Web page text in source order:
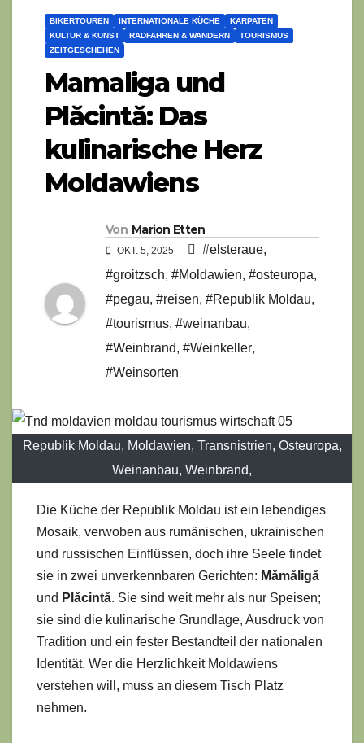
BIKERTOUREN INTERNATIONALE KÜCHE
KARPATEN
KULTUR & KUNST
RADFAHREN & WANDERN
TOURISMUS
ZEITGESCHEHEN
Mamaliga und
Plăcintă: Das
kulinarische Herz
Moldawiens
Von Marion Etten
OKT. 5, 2025 #elsteraue,
#groitzsch, #Moldawien, #osteuropa,
#pegau, #reisen, #Republik Moldau,
#tourismus, #weinanbau,
#Weinbrand, #Weinkeller,
#Weinsorten
Republik Moldau, Moldawien, Transnistrien, Osteuropa,
Weinanbau, Weinbrand,
Die Küche der Republik Moldau ist ein lebendiges
Mosaik, verwoben aus rumänischen, ukrainischen
und russischen Einflüssen, doch ihre Seele findet
sie in zwei unverkennbaren Gerichten: Mămăligă
und Plăcintă. Sie sind weit mehr als nur Speisen;
sie sind die kulinarische Grundlage, Ausdruck von
Tradition und ein fester Bestandteil der nationalen
Identität. Wer die Herzlichkeit Moldawiens
verstehen will, muss an diesem Tisch Platz
nehmen.